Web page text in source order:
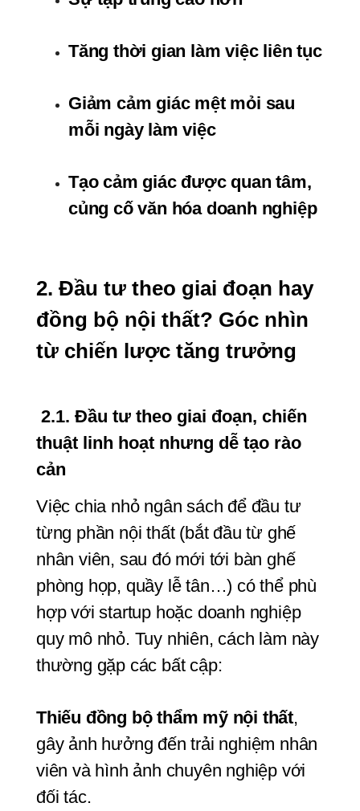
Tăng thời gian làm việc liên tục
Giảm cảm giác mệt mỏi sau
mỗi ngày làm việc
Tạo cảm giác được quan tâm,
củng cố văn hóa doanh nghiệp
2. Đầu tư theo giai đoạn hay
đồng bộ nội thất? Góc nhìn
từ chiến lược tăng trưởng
2.1. Đầu tư theo giai đoạn, chiến
thuật linh hoạt nhưng dễ tạo rào
cản
Việc chia nhỏ ngân sách để đầu tư
từng phần nội thất (bắt đầu từ ghế
nhân viên, sau đó mới tới bàn ghế
phòng họp, quầy lễ tân…) có thể phù
hợp với startup hoặc doanh nghiệp
quy mô nhỏ. Tuy nhiên, cách làm này
thường gặp các bất cập:
Thiếu đồng bộ thẩm mỹ nội thất,
gây ảnh hưởng đến trải nghiệm nhân
viên và hình ảnh chuyên nghiệp với
đối tác.